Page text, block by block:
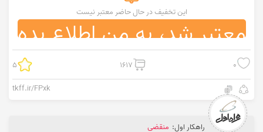
این تخفیف در حال حاضر معتبر نیست
معتبر شد، به من اطلاع بده
0
1617
5
tkff.ir/FPxk
راهکار اول: منقضی